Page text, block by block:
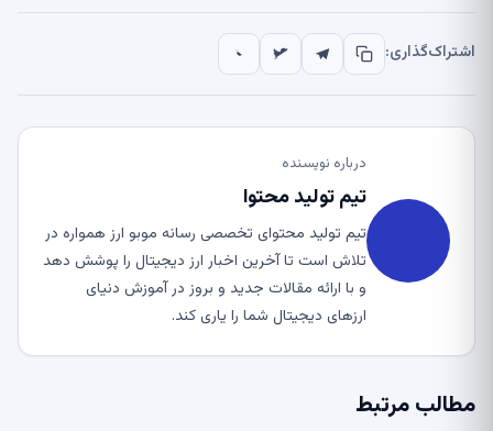
اشتراک‌گذاری:
درباره نویسنده
تیم تولید محتوا
تیم تولید محتوای تخصصی رسانه موبو ارز همواره در
تلاش است تا آخرین اخبار ارز دیجیتال را پوشش دهد
و با ارائه مقالات جدید و بروز در آموزش دنیای
ارزهای دیجیتال شما را یاری کند.
مطالب مرتبط